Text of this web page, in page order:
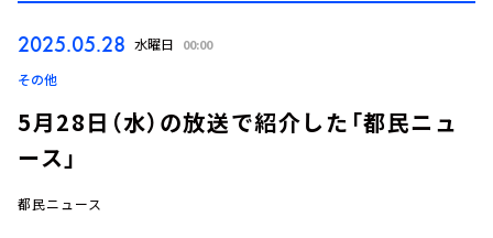
2025.05.28 水曜日 00:00
その他
5月28日（水）の放送で紹介した「都民ニュ
ース」
都民ニュース